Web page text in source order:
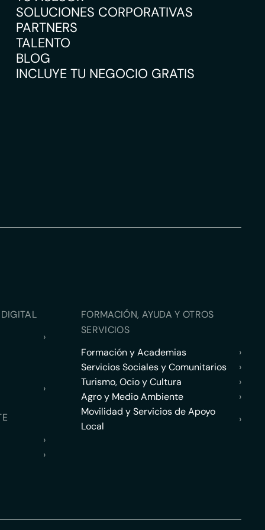
SOLUCIONES CORPORATIVAS
PARTNERS
TALENTO
BLOG
INCLUYE TU NEGOCIO GRATIS
›
›
›
›
FORMACIÓN, AYUDA Y OTROS
SERVICIOS
Formación y Academias
›
Servicios Sociales y Comunitarios
›
Turismo, Ocio y Cultura
›
Agro y Medio Ambiente
›
Movilidad y Servicios de Apoyo
Local
›